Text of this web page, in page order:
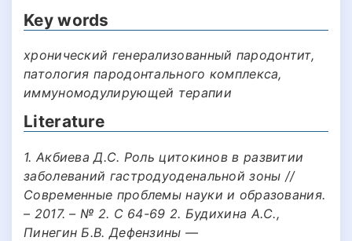
Key words
хронический генерализованный пародонтит,
патология пародонтального комплекса,
иммуномодулирующей терапии
Literature
1. Акбиева Д.С. Роль цитокинов в развитии
заболеваний гастродуоденальной зоны //
Современные проблемы науки и образования.
– 2017. – № 2. С 64-69 2. Будихина A.C.,
Пинегин Б.В. Дефензины —